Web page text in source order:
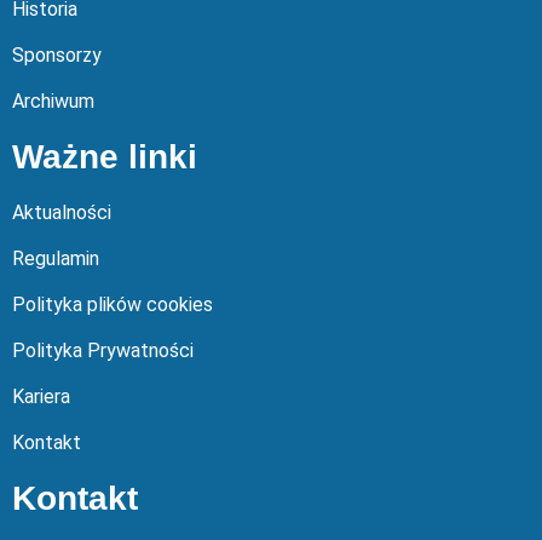
Historia
Sponsorzy
Archiwum
Ważne linki
Aktualności
Regulamin
Polityka plików cookies
Polityka Prywatności
Kariera
Kontakt
Kontakt